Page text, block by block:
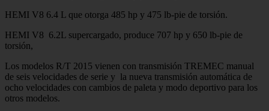
HEMI V8 6.4 L que otorga 485 hp y 475 lb-pie de torsión.
HEMI V8 6.2L supercargado, produce 707 hp y 650 lb-pie de
torsión,
Los modelos R/T 2015 vienen con transmisión TREMEC manual
de seis velocidades de serie y la nueva transmisión automática de
ocho velocidades con cambios de paleta y modo deportivo para los
otros modelos.